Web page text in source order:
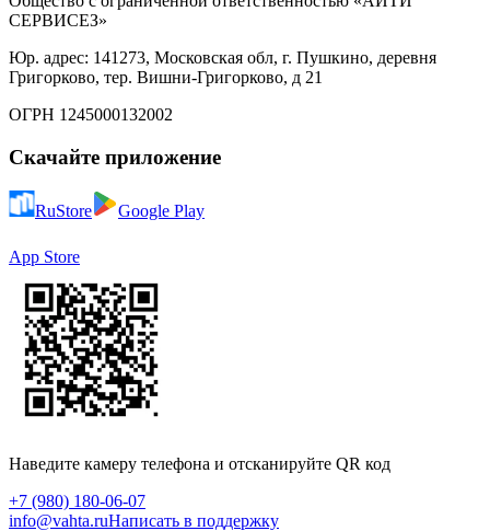
СЕРВИСЕЗ»
Юр. адрес: 141273, Московская обл, г. Пушкино, деревня
Григорково, тер. Вишни-Григорково, д 21
ОГРН 1245000132002
Скачайте приложение
RuStore Google Play
App Store
Наведите камеру телефона и отсканируйте QR код
+7 (980) 180-06-07
info@vahta.ruНаписать в поддержку